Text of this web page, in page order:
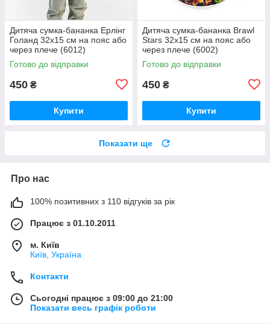
Дитяча сумка-бананка Ерлінг
Голанд 32х15 см на пояс або
через плече (6012)
Готово до відправки
450 ₴
Купити
Дитяча сумка-бананка Brawl
Stars 32х15 см на пояс або
через плече (6002)
Готово до відправки
450 ₴
Купити
Показати ще
Про нас
100% позитивних з 110 відгуків за рік
Працює з 01.10.2011
м. Київ
Київ, Україна
Контакти
Сьогодні працює з 09:00 до 21:00
Показати весь графік роботи